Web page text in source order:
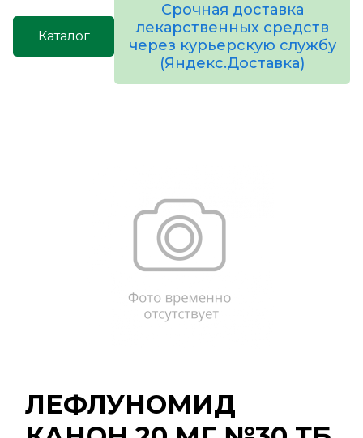
Каталог
Срочная доставка
лекарственных средств
через курьерскую службу
(Яндекс.Доставка)
ЛЕФЛУНОМИД